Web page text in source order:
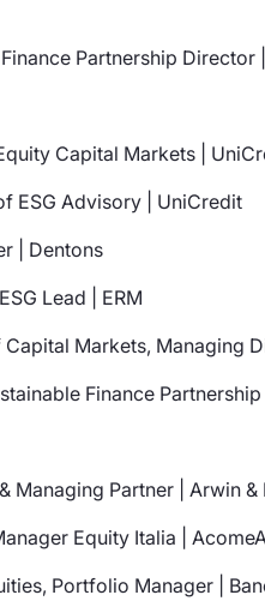
Partnership Director
Capital Markets |
ESG Advisory | UniCredit
| Dentons
Lead | ERM
Markets, Managing
Finance
Managing Partner | Arwin &
Equity Italia |
Portfolio Manager |